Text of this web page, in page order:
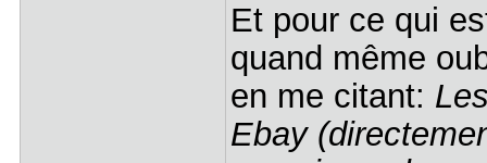
Et pour ce qui
quand même
en me citant:
Ebay